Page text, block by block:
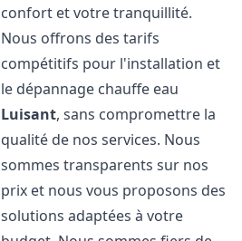
confort et votre tranquillité.
Nous offrons des tarifs
compétitifs pour l'installation et
le dépannage chauffe eau
Luisant, sans compromettre la
qualité de nos services. Nous
sommes transparents sur nos
prix et nous vous proposons des
solutions adaptées à votre